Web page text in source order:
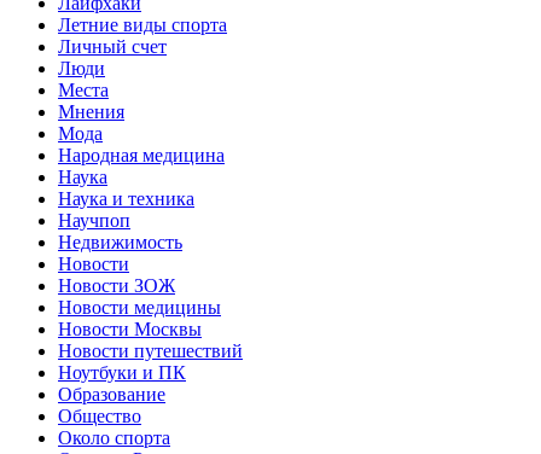
Летние виды спорта
Личный счет
Люди
Места
Мнения
Мода
Народная медицина
Наука
Наука и техника
Научпоп
Недвижимость
Новости
Новости ЗОЖ
Новости медицины
Новости Москвы
Новости путешествий
Ноутбуки и ПК
Образование
Общество
Около спорта